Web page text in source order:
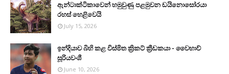
ඇන්ටාක්ටිකාවෙන් හමුවුණු පළමුවන ඩයිනොසෝරයා
රහස් හෙළිවෙයි
July 15, 2026
ඉන්දියාව බිහි කළ විස්මිත ක්‍රිකට් ක්‍රීඩකයා - වෛභාව්
සූරියවංශී
June 10, 2026